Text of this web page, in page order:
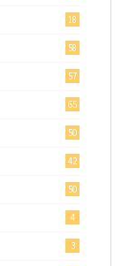
18
58
57
65
50
42
50
4
3